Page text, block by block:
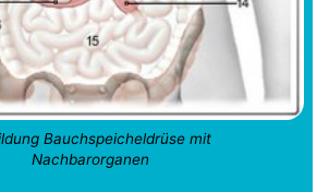
Bauchspeicheldrüse mit
Nachbarorganen